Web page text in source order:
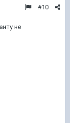
#10
не